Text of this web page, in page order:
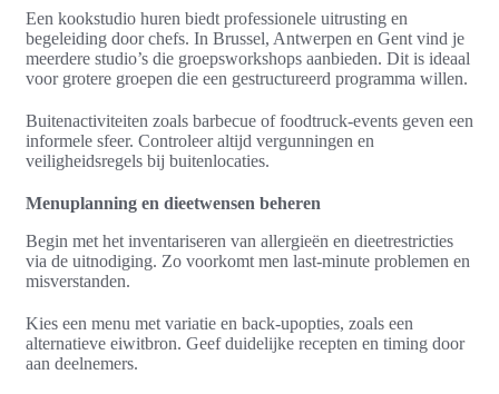
Een kookstudio huren biedt professionele uitrusting en
begeleiding door chefs. In Brussel, Antwerpen en Gent vind je
meerdere studio’s die groepsworkshops aanbieden. Dit is ideaal
voor grotere groepen die een gestructureerd programma willen.
Buitenactiviteiten zoals barbecue of foodtruck-events geven een
informele sfeer. Controleer altijd vergunningen en
veiligheidsregels bij buitenlocaties.
Menuplanning en dieetwensen beheren
Begin met het inventariseren van allergieën en dieetrestricties
via de uitnodiging. Zo voorkomt men last-minute problemen en
misverstanden.
Kies een menu met variatie en back-upopties, zoals een
alternatieve eiwitbron. Geef duidelijke recepten en timing door
aan deelnemers.